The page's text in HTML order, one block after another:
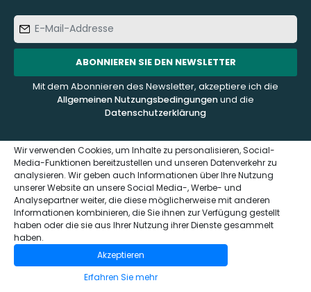
Mail-
Addresse
ABONNIEREN SIE DEN NEWSLETTER
Mit dem Abonnieren des Newsletter, akzeptiere ich die
Allgemeinen Nutzungsbedingungenund die
Datenschutzerklärung
KUNDENDIENST
Kontaktieren Sie uns
Impressum und
Datenschutzerklärung
(GDPR)
ÜBER UNS
Häufig gestellte Fragen -
FAQ
Wir verwenden Cookies, um Inhalte zu personalisieren, Social-
Media-Funktionen bereitzustellen und unseren Datenverkehr zu
analysieren. Wir geben auch Informationen über Ihre Nutzung
unserer Website an unsere Social Media-, Werbe- und
Analysepartner weiter, die diese möglicherweise mit anderen
Informationen kombinieren, die Sie ihnen zur Verfügung gestellt
haben oder die sie aus Ihrer Nutzung ihrer Dienste gesammelt
haben.
Akzeptieren
Erfahren Sie mehr